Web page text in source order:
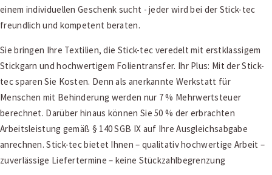
einem individuellen Geschenk sucht - jeder wird bei der Stick-tec
freundlich und kompetent beraten.
Sie bringen Ihre Textilien, die Stick-tec veredelt mit erstklassigem
Stickgarn und hochwertigem Folientransfer. Ihr Plus: Mit der Stick-
tec sparen Sie Kosten. Denn als anerkannte Werkstatt für
Menschen mit Behinderung werden nur 7 % Mehrwertsteuer
berechnet. Darüber hinaus können Sie 50 % der erbrachten
Arbeitsleistung gemäß § 140 SGB IX auf Ihre Ausgleichsabgabe
anrechnen. Stick-tec bietet Ihnen – qualitativ hochwertige Arbeit –
zuverlässige Liefertermine – keine Stückzahlbegrenzung